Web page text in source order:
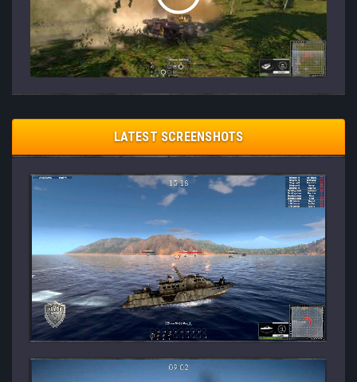
LATEST SCREENSHOTS